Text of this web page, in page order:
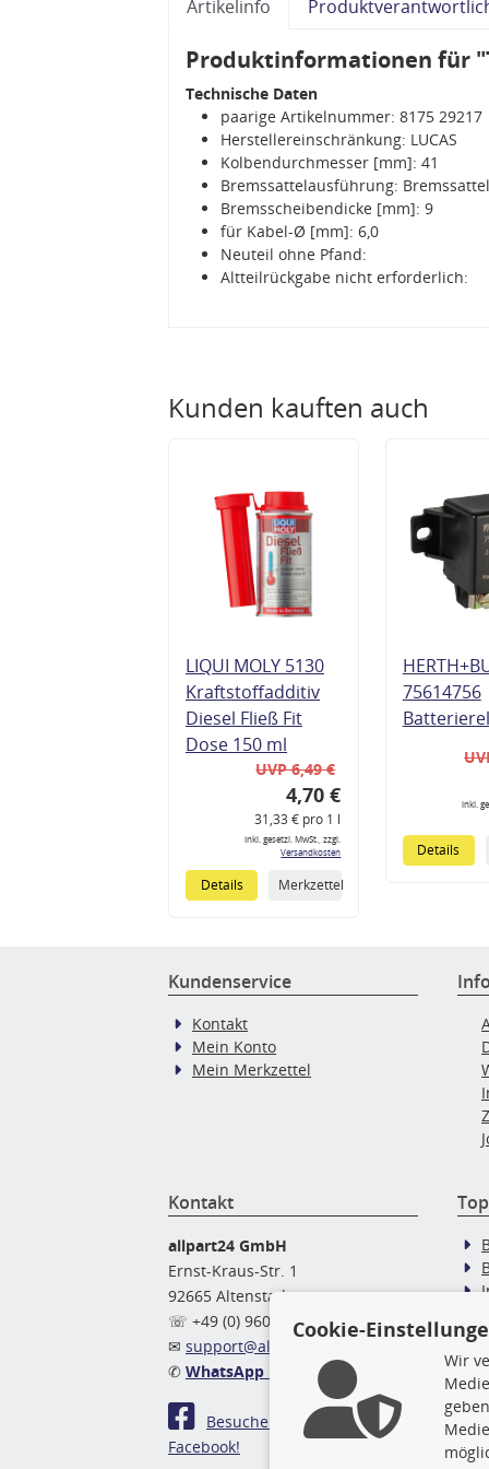
Artikelinfo
Produktinformationen für
Technische Daten
paarige Artikelnummer: 8175 29217
Herstellereinschränkung: LUCAS
Kolbendurchmesser [mm]: 41
Bremssattelausführung:
Bremsscheibendicke [mm]: 9
für Kabel-Ø [mm]: 6,0
Neuteil ohne Pfand:
Altteilrückgabe nicht erforderlich:
Kunden kauften auch
LIQUI MOLY 5130
Kraftstoffadditiv
Diesel Fließ Fit
Dose 150 ml
UVP 6,49 €
4,70 €
31,33 € pro 1 l
inkl. gesetzl. MwSt., zzgl.
Versandkosten
Details Merkzettel
75614756
inkl.
Details
Kundenservice
Kontakt
Mein Konto
Mein Merkzettel
Kontakt
allpart24 GmbH
Ernst-Kraus-Str. 1
92665 Altenstadt
☏ +49 (0) 9602 / 9 42 49 46
✉ support@allpart24.de
✆ WhatsApp Nachricht
Besuchen Sie uns auf
Facebook!
Cookie-
Wir